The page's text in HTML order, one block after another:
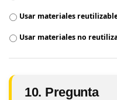
Usar materiales
Usar materiales no
10. Pregunta